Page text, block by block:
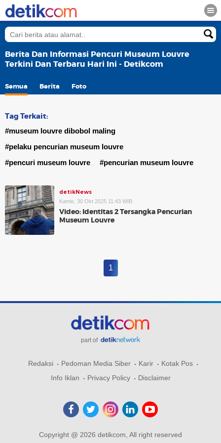
Berita Dan Informasi Pencuri Museum Louvre
Terkini Dan Terbaru Hari Ini - Detikcom
Semua Berita Foto
Tag Terkait:
#museum louvre dibobol maling
#pelaku pencurian museum louvre
#pencuri museum louvre
#pencurian museum louvre
detikNews
Kamis, 30 Okt 2025 11:43 WIB
Video: Identitas 2 Tersangka Pencurian
Museum Louvre
1
part of
Redaksi Pedoman Media Siber Karir
Kotak Pos
Info Iklan
Privacy Policy Disclaimer
Copyright @ 2026 detikcom, All right reserved